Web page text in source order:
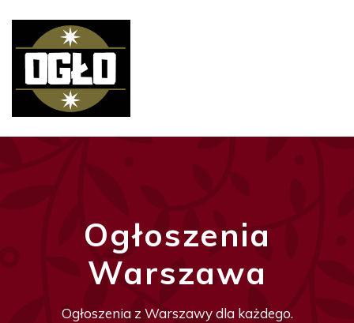
Ogłoszenia
Warszawa
Ogłoszenia z Warszawy dla każdego.